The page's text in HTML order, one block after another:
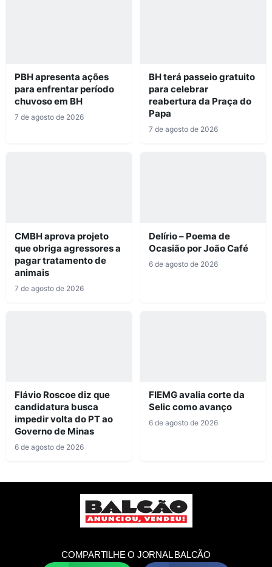
PBH apresenta ações
para enfrentar período
chuvoso em BH
7 de agosto de 2026
BH terá passeio gratuito
para celebrar
reabertura da Praça do
Papa
7 de agosto de 2026
CMBH aprova projeto
que obriga agressores a
pagar tratamento de
animais
7 de agosto de 2026
Delírio – Poema de
Ocasião por João Café
6 de agosto de 2026
Flávio Roscoe diz que
candidatura busca
impedir volta do PT ao
Governo de Minas
6 de agosto de 2026
FIEMG avalia corte da
Selic como avanço
6 de agosto de 2026
COMPARTILHE O JORNAL BALCÃO